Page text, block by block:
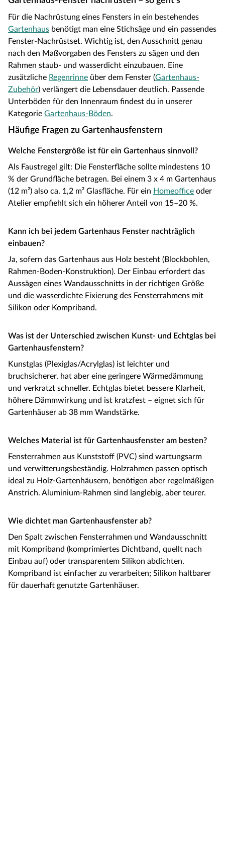
Für die Nachrüstung eines Fensters in ein bestehendes
Gartenhaus benötigt man eine Stichsäge und ein passendes
Fenster-Nachrüstset. Wichtig ist, den Ausschnitt genau
nach den Maßvorgaben des Fensters zu sägen und den
Rahmen staub- und wasserdicht einzubauen. Eine
zusätzliche Regenrinne über dem Fenster (Gartenhaus-
Zubehör) verlängert die Lebensdauer deutlich. Passende
Unterböden für den Innenraum findest du in unserer
Kategorie Gartenhaus-Böden.
Häufige Fragen zu Gartenhausfenstern
Welche Fenstergröße ist für ein Gartenhaus sinnvoll?
Als Faustregel gilt: Die Fensterfläche sollte mindestens 10
% der Grundfläche betragen. Bei einem 3 x 4 m Gartenhaus
(12 m²) also ca. 1,2 m² Glasfläche. Für ein Homeoffice oder
Atelier empfiehlt sich ein höherer Anteil von 15–20 %.
Kann ich bei jedem Gartenhaus Fenster nachträglich
einbauen?
Ja, sofern das Gartenhaus aus Holz besteht (Blockbohlen,
Rahmen-Boden-Konstruktion). Der Einbau erfordert das
Aussägen eines Wandausschnitts in der richtigen Größe
und die wasserdichte Fixierung des Fensterrahmens mit
Silikon oder Kompriband.
Was ist der Unterschied zwischen Kunst- und Echtglas bei
Gartenhausfenstern?
Kunstglas (Plexiglas/Acrylglas) ist leichter und
bruchsicherer, hat aber eine geringere Wärmedämmung
und verkratzt schneller. Echtglas bietet bessere Klarheit,
höhere Dämmwirkung und ist kratzfest – eignet sich für
Gartenhäuser ab 38 mm Wandstärke.
Welches Material ist für Gartenhausfenster am besten?
Fensterrahmen aus Kunststoff (PVC) sind wartungsarm
und verwitterungsbeständig. Holzrahmen passen optisch
ideal zu Holz-Gartenhäusern, benötigen aber regelmäßigen
Anstrich. Aluminium-Rahmen sind langlebig, aber teurer.
Wie dichtet man Gartenhausfenster ab?
Den Spalt zwischen Fensterrahmen und Wandausschnitt
mit Kompriband (komprimiertes Dichtband, quellt nach
Einbau auf) oder transparentem Silikon abdichten.
Kompriband ist einfacher zu verarbeiten; Silikon haltbarer
für dauerhaft genutzte Gartenhäuser.